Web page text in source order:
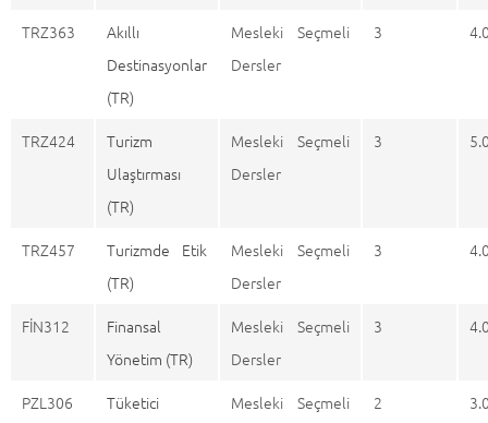
TRZ363
Akıllı
Destinasyonlar
(TR)
Mesleki Seçmeli
Dersler
3
TRZ424
Turizm
Ulaştırması
(TR)
Mesleki Seçmeli
Dersler
3
TRZ457
Turizmde Etik
(TR)
Mesleki Seçmeli
Dersler
3
FİN312
Finansal
Yönetim (TR)
Mesleki Seçmeli
Dersler
3
PZL306
Tüketici
Mesleki Seçmeli
2